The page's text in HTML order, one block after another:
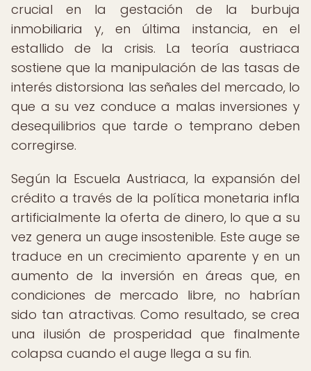
crucial en la gestación de la burbuja
inmobiliaria y, en última instancia, en el
estallido de la crisis. La teoría austriaca
sostiene que la manipulación de las tasas de
interés distorsiona las señales del mercado, lo
que a su vez conduce a malas inversiones y
desequilibrios que tarde o temprano deben
corregirse.
Según la Escuela Austriaca, la expansión del
crédito a través de la política monetaria infla
artificialmente la oferta de dinero, lo que a su
vez genera un auge insostenible. Este auge se
traduce en un crecimiento aparente y en un
aumento de la inversión en áreas que, en
condiciones de mercado libre, no habrían
sido tan atractivas. Como resultado, se crea
una ilusión de prosperidad que finalmente
colapsa cuando el auge llega a su fin.